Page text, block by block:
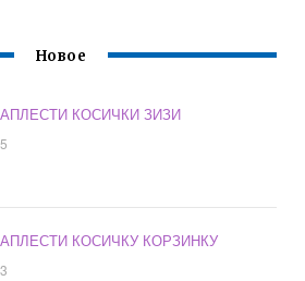
Новое
КОСИЧКИ ЗИЗИ
КОСИЧКУ КОРЗИНКУ